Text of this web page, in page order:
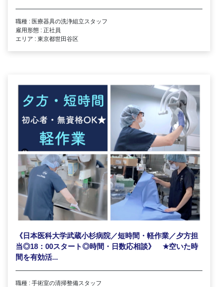
職種 : 医療器具の洗浄組立スタッフ
雇用形態 : 正社員
エリア : 東京都世田谷区
《日本医科大学武蔵小杉病院／短時間・軽作業／夕方担
当◎18：00スタート◎時間・日数応相談》 ★空いた時
間を有効活...
職種 : 手術室の清掃整備スタッフ